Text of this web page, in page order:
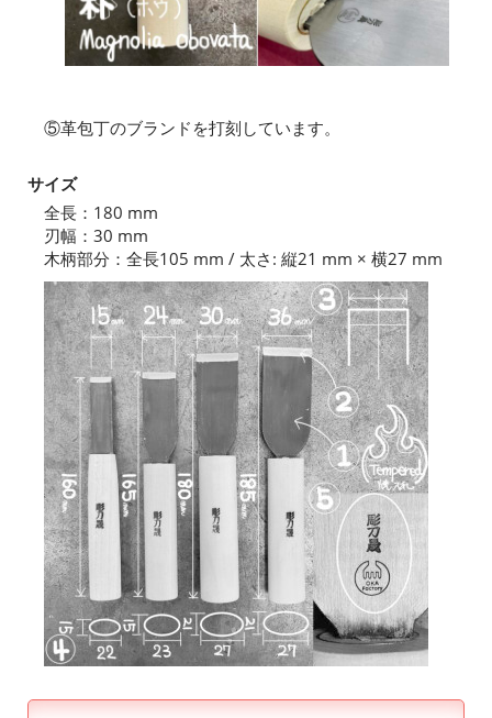
⑤革包丁のブランドを打刻しています。
サイズ
全長：180 mm
刃幅：30 mm
木柄部分：全長105 mm / 太さ: 縦21 mm × 横27 mm